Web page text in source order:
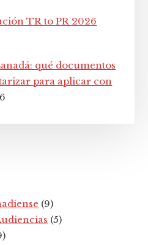
TR to PR 2026
qué documentos
para aplicar con
(9)
(5)